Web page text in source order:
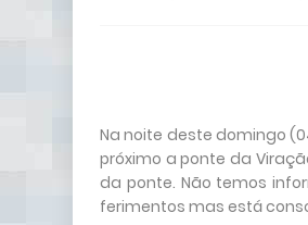
Na noite deste domingo
próximo a ponte da
da ponte. Não temos
ferimentos mas está